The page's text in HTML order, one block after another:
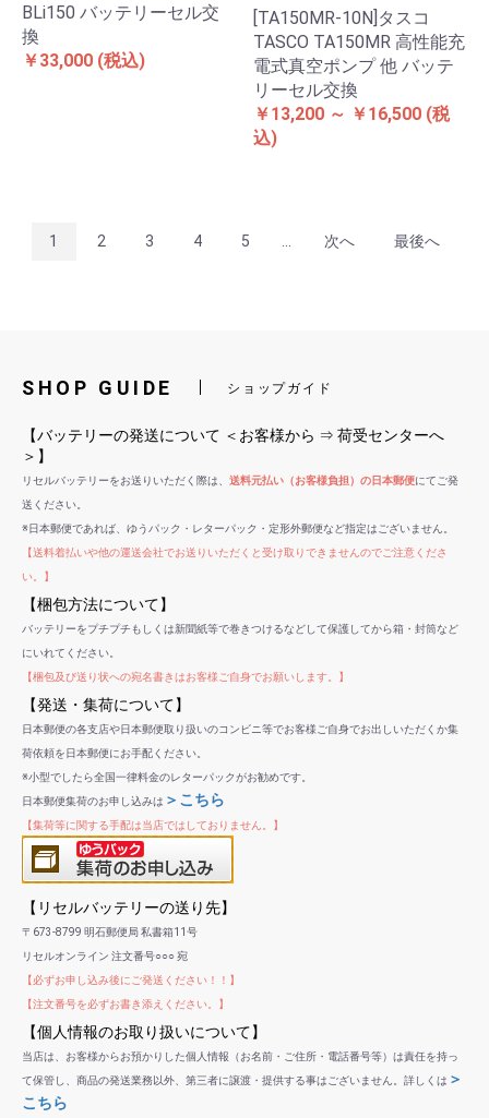
BLi150 バッテリーセル交
換
￥33,000 (税込)
[TA150MR-10N]タスコ
TASCO TA150MR 高性能充
電式真空ポンプ 他 バッテ
リーセル交換
￥13,200 ～ ￥16,500 (税
込)
1 2 3 4 5 次へ 最後へ
SHOP GUIDE ショップガイド
【バッテリーの発送について ＜お客様から ⇒ 荷受センターへ
＞】
リセルバッテリーをお送りいただく際は、 送料元払い（お客様負担）の日本郵便にてご発
送ください。
※日本郵便であれば、ゆうパック・レターパック・定形外郵便など指定はございません。
【送料着払いや他の運送会社でお送りいただくと受け取りできませんのでご注意くださ
い。】
【梱包方法について】
バッテリーをプチプチもしくは新聞紙等で巻きつけるなどして保護してから箱・封筒など
にいれてください。
【梱包及び送り状への宛名書きはお客様ご自身でお願いします。】
【発送・集荷について】
日本郵便の各支店や日本郵便取り扱いのコンビニ等でお客様ご自身でお出しいただくか集
荷依頼を日本郵便にお手配ください。
※小型でしたら全国一律料金のレターパックがお勧めです。
日本郵便集荷のお申し込みは ＞こちら
【集荷等に関する手配は当店ではしておりません。】
【リセルバッテリーの送り先】
〒673-8799 明石郵便局 私書箱11号
リセルオンライン 注文番号○○○ 宛
【必ずお申し込み後にご発送ください！！】
【注文番号を必ずお書き添えください。】
【個人情報のお取り扱いについて】
当店は、お客様からお預かりした個人情報（お名前・ご住所・電話番号等）は責任を持っ
て保管し、商品の発送業務以外、第三者に譲渡・提供する事はございません。詳しくは ＞
こちら